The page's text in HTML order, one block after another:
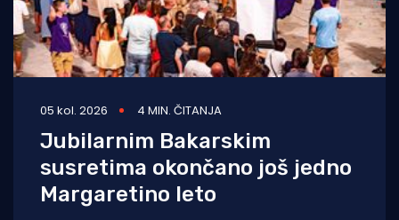
05 kol. 2026 4 MIN. ČITANJA
Jubilarnim Bakarskim
susretima okončano još jedno
Margaretino leto